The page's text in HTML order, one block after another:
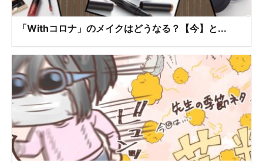
「Withコロナ」のメイクはどうなる？【今】と...